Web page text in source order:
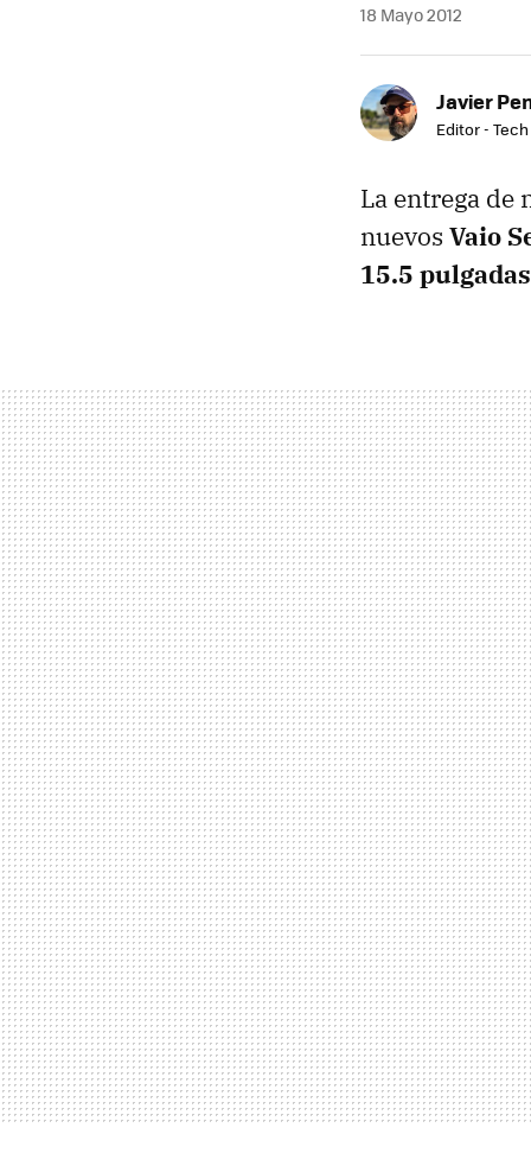
18 Mayo 2012
Javier
Editor - Tech
La entrega de
nuevos Vaio
15.5 pulgadas